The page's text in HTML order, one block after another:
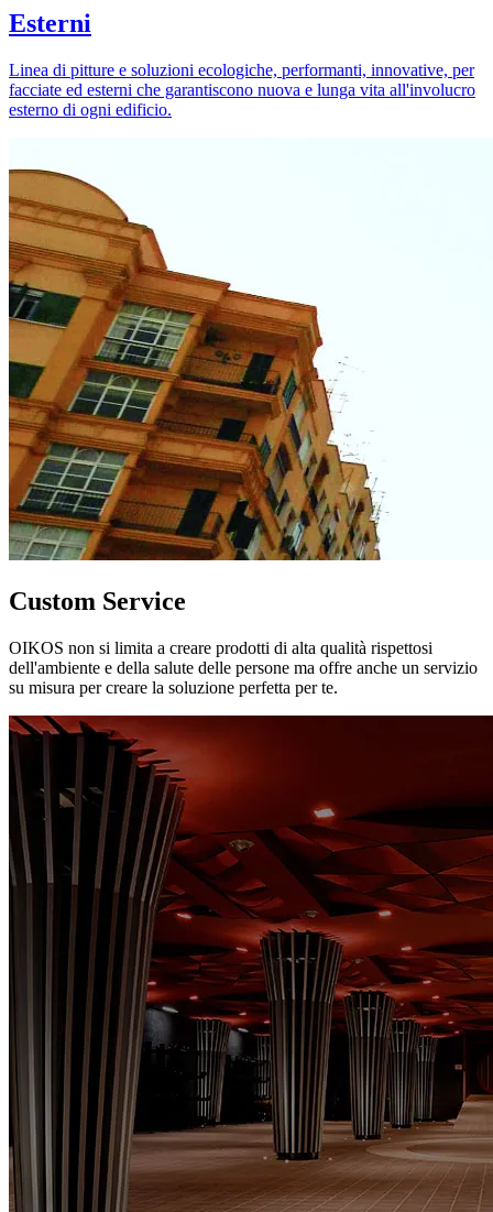
Esterni
Linea di pitture e soluzioni ecologiche, performanti, innovative, per
facciate ed esterni che garantiscono nuova e lunga vita all'involucro
esterno di ogni edificio.
Custom Service
OIKOS non si limita a creare prodotti di alta qualità rispettosi
dell'ambiente e della salute delle persone ma offre anche un servizio
su misura per creare la soluzione perfetta per te.